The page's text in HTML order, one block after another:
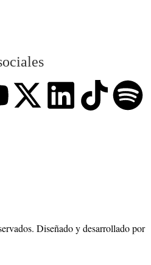
Diseñado y desarrollado por